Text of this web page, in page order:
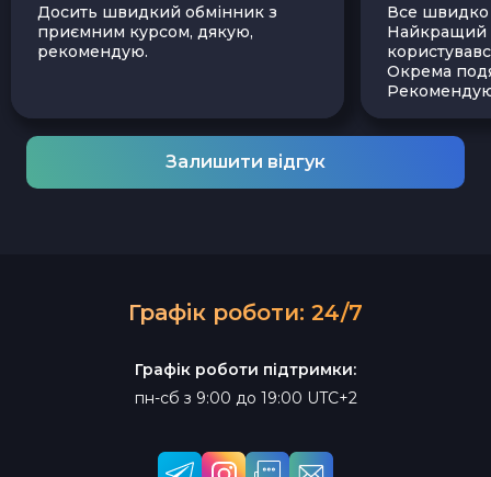
Досить швидкий обмінник з
приємним курсом, дякую,
рекомендую.
Все швидко
Найкращий
Окрема
Залишити відгук
Графік роботи: 24/7
Графік роботи підтримки:
пн-сб з 9:00 до 19:00 UTC+2